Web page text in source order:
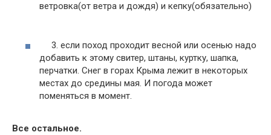
ветровка(от ветра и дождя) и кепку(обязательно)
3. если поход проходит весной или осенью надо
добавить к этому свитер, штаны, куртку, шапка,
перчатки. Снег в горах Крыма лежит в некоторых
местах до средины мая. И погода может
поменяться в момент.
Все остальное.